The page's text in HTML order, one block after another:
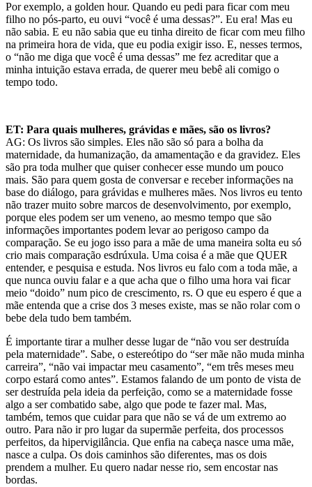
Por exemplo, a golden hour. Quando eu pedi para ficar com meu
filho no pós-parto, eu ouvi “você é uma dessas?”. Eu era! Mas eu
não sabia. E eu não sabia que eu tinha direito de ficar com meu filho
na primeira hora de vida, que eu podia exigir isso. E, nesses termos,
o “não me diga que você é uma dessas” me fez acreditar que a
minha intuição estava errada, de querer meu bebê ali comigo o
tempo todo.
ET: Para quais mulheres, grávidas e mães, são os livros?
AG: Os livros são simples. Eles não são só para a bolha da
maternidade, da humanização, da amamentação e da gravidez. Eles
são pra toda mulher que quiser conhecer esse mundo um pouco
mais. São para quem gosta de conversar e receber informações na
base do diálogo, para grávidas e mulheres mães. Nos livros eu tento
não trazermuito sobre marcos de desenvolvimento, por exemplo,
porque eles podem ser um veneno, ao mesmo tempo que são
informações importantes podem levarao perigoso campo da
comparação. Se eu jogo isso para a mãe de uma maneira solta eu só
crio mais comparação esdrúxula. Uma coisa é a mãe que QUER
entender, e pesquisa e estuda. Nos livros eu falo com a toda mãe, a
que nunca ouviu falar e a que acha que o filho uma hora vai ficar
meio “doido” num pico de crescimento, rs. O que eu espero é que a
mãe entenda que a crise dos 3 meses existe, mas se não rolar com o
bebe dela tudo bem também.
É importante tirar a mulher desse lugarde “não vou ser destruída
pela maternidade”. Sabe, o estereótipo do “ser mãe não muda minha
carreira”, “não vai impactar meu casamento”, “em três meses meu
corpo estará como antes”. Estamos falando de um ponto de vista de
ser destruída pela ideia da perfeição, como se a maternidade fosse
algo a ser combatido sabe, algo que pode te fazer mal. Mas,
também, temos que cuidar para que não se vá de um extremo ao
outro. Para não ir pro lugar da supermãe perfeita, dos processos
perfeitos, da hipervigilância. Que enfia na cabeça nasce uma mãe,
nasce a culpa. Os dois caminhos são diferentes, mas os dois
prendem a mulher. Eu quero nadar nesse rio, sem encostar nas
bordas.